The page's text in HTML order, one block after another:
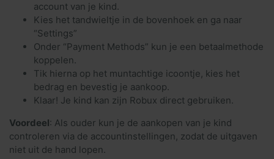
account van je kind.
Kies het tandwieltje in de bovenhoek en ga naar
“Settings”
Onder “Payment Methods” kun je een betaalmethode
koppelen.
Tik hierna op het muntachtige icoontje, kies het
bedrag en bevestig je aankoop.
Klaar! Je kind kan zijn Robux direct gebruiken.
Voordeel: Als ouder kun je de aankopen van je kind
controleren via de accountinstellingen, zodat de uitgaven
niet uit de hand lopen.